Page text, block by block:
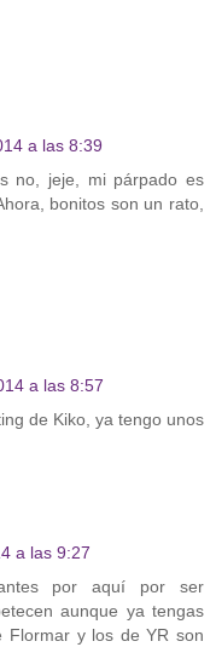
a las 8:39
no, jeje, mi párpado es
bonitos son un rato,
a las 8:57
de Kiko, ya tengo unos
a las 9:27
por aquí por ser
aunque ya tengas
Flormar y los de YR son